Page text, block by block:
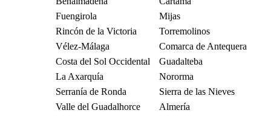
Fuengirola
Mijas
Rincón de la Victoria
Torremolinos
Vélez-Málaga
Comarca de Antequera
Costa del Sol Occidental
Guadalteba
La Axarquía
Nororma
Serranía de Ronda
Sierra de las Nieves
Valle del Guadalhorce
Almería